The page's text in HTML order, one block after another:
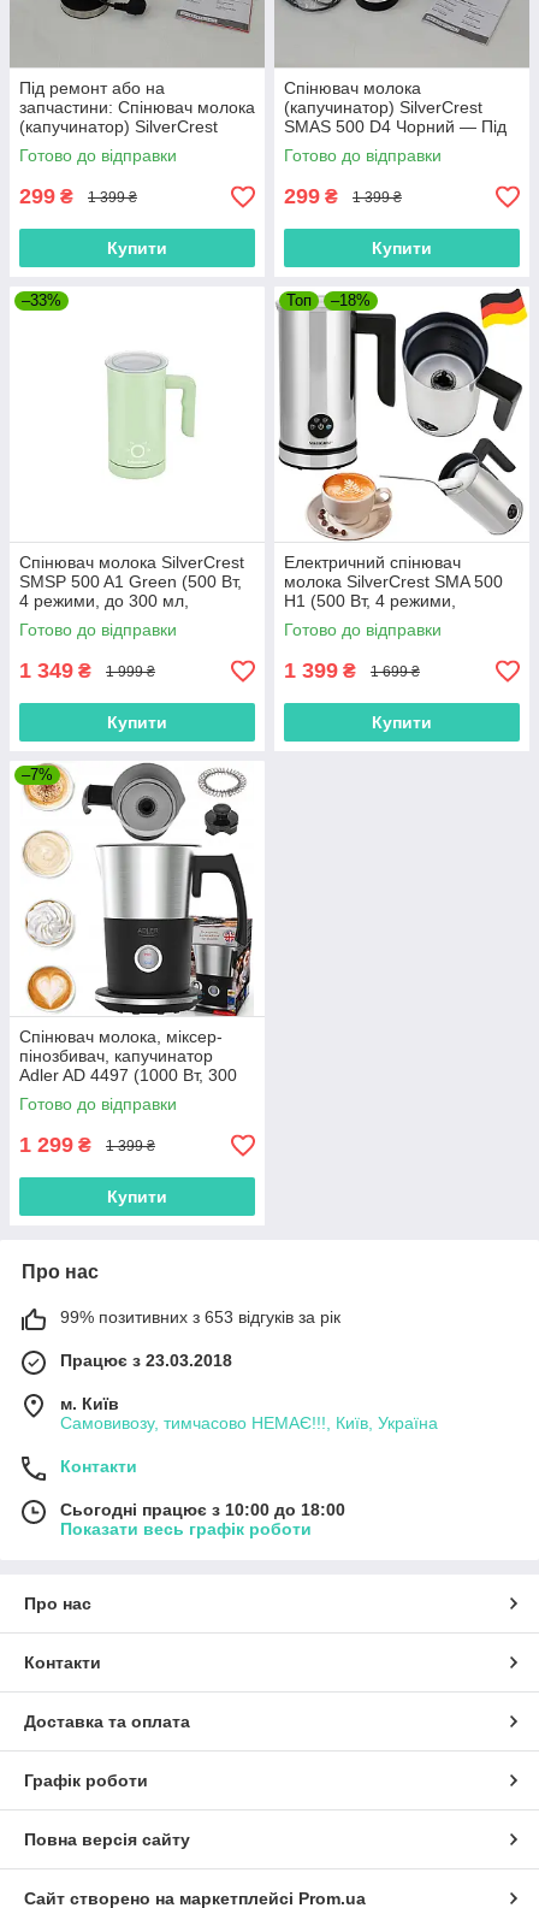
Під ремонт або на
запчастини: Спінювач молока
(капучинатор) SilverCrest
SMA 500 F1
Готово до відправки
299 ₴ 1 399 ₴
Купити
Спінювач молока
(капучинатор) SilverCrest
SMAS 500 D4 Чорний — Під
ремонт / На запчастини
(УЦІНКА)
Готово до відправки
299 ₴ 1 399 ₴
Купити
–33%
Спінювач молока SilverCrest
SMSP 500 A1 Green (500 Вт,
4 режими, до 300 мл,
Німеччина)
Готово до відправки
1 349 ₴ 1 999 ₴
Купити
Топ –18%
Електричний спінювач
молока SilverCrest SMA 500
H1 (500 Вт, 4 режими,
Німеччина)
Готово до відправки
1 399 ₴ 1 699 ₴
Купити
–7%
Спінювач молока, міксер-
пінозбивач, капучинатор
Adler AD 4497 (1000 Вт, 300
мл, Польща)
Готово до відправки
1 299 ₴ 1 399 ₴
Купити
Про нас
99% позитивних з 653 відгуків за рік
Працює з 23.03.2018
м. Київ
Самовивозу, тимчасово НЕМАЄ!!!, Київ, Україна
Контакти
Сьогодні працює з 10:00 до 18:00
Показати весь графік роботи
Про нас
Контакти
Доставка та оплата
Графік роботи
Повна версія сайту
Сайт створено на маркетплейсі Prom.ua